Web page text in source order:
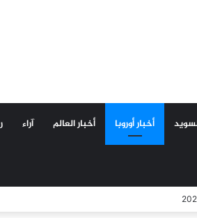
أخبار أوروبا أخبار العالم آراء